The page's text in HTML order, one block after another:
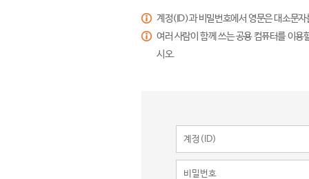
계정(ID)과 비밀번호에서 영문은 대소문
여러 사람이 함께 쓰는 공용 컴퓨터를 이
시오.